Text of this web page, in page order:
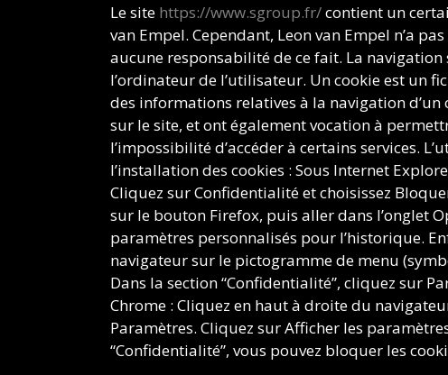
Le site https://www.sgroup.fr/contient un
van Empel. Cependant, Leon van Empel n’a
aucune responsabilité de ce fait. La navigation
l’ordinateur de l’utilisateur. Un cookie est un
des informations relatives à la navigation
sur le site, et ont également vocation à
l’impossibilité d’accéder à certains services.
l’installation des cookies : Sous Internet
Cliquez sur Confidentialité et choisissez
sur le bouton Firefox, puis aller dans l’onglet
paramètres personnalisés pour l’historique.
navigateur sur le pictogramme de menu
Dans la section “Confidentialité”, cliquez sur
Chrome : Cliquez en haut à droite du
Paramètres. Cliquez sur Afficher les
“Confidentialité”, vous pouvez bloquer les